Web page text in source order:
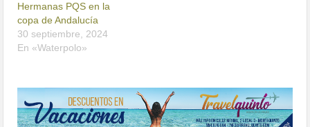
Hermanas PQS en la
copa de Andalucía
30 septiembre, 2024
En «Waterpolo»